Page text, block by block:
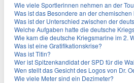
Was ist das Besondere an der chemischen Bezeichnung für
Was ist der Unterschied zwischen der deutschen Kriegsmarine im 2. Weltkrieg und der
Welche Aufgaben hatte die deutsche Kriegsmarine im 2. Weltkrieg im Schwarzen
Wie kam die deutsche Kriegsmarine im 2. Weltkrieg ins Schwarze
Was ist eine Gratifikationskrise?
Was ist Titin?
Wer ist Spitzenkandidat der SPD für die Wahl zum Berliner Abgeordnetenhaus im September
Wen stellt das Gesicht des Logos von Dr. Oetker
Wie viele Meter sind ein Dezimeter?